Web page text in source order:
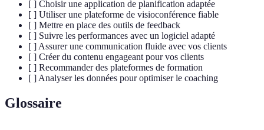
[ ] Choisir une application de planification adaptée
[ ] Utiliser une plateforme de visioconférence fiable
[ ] Mettre en place des outils de feedback
[ ] Suivre les performances avec un logiciel adapté
[ ] Assurer une communication fluide avec vos clients
[ ] Créer du contenu engageant pour vos clients
[ ] Recommander des plateformes de formation
[ ] Analyser les données pour optimiser le coaching
Glossaire